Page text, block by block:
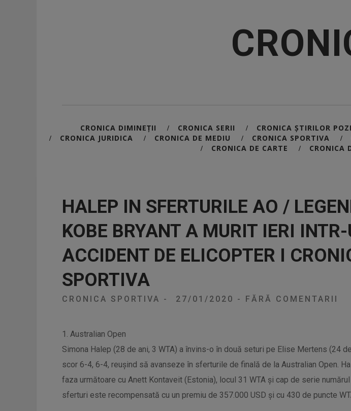
CRONICA DIMINEȚII / CRONICA SERII / CRONICA ȘTIRILOR
/ CRONICA JURIDICA / CRONICA DE MEDIU / CRONICA SPORTIVA /
/ CRONICA DE CARTE / CRONICA
HALEP IN SFERTURILE AO /
KOBE BRYANT A MURIT IERI INTR-
ACCIDENT DE ELICOPTER I
SPORTIVA
CRONICA SPORTIVA - 27/01/2020 - FĂRĂ COMENTARII
1. Australian Open
Simona Halep (28 de ani, 3 WTA) a învins-o în două seturi pe Elise Mertens (24
scor 6-4, 6-4, reușind să avanseze în sferturile de finală de la Australian Open.
faza următoare cu Anett Kontaveit (Estonia), locul 31 WTA şi cap de serie
sferturi este recompensată cu un premiu de 357.000 USD şi cu 430 de puncte